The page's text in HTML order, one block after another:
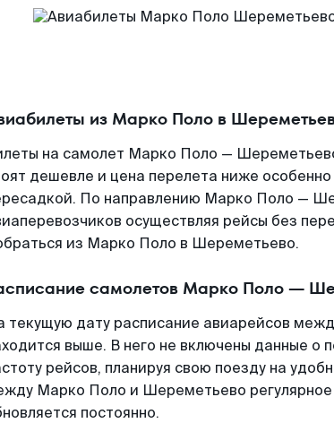
из Марко Поло в
на самолет Марко Поло —
дешевле и цена перелета ниже
По направлению Марко Поло —
осуществляя рейсы без
из Марко Поло в Шереметьево.
самолетов Марко Поло —
текущую дату расписание авиарейсов
выше. В него не включены данные о
рейсов, планируя свою поезду на
Марко Поло и Шереметьево регулярное
постоянно.